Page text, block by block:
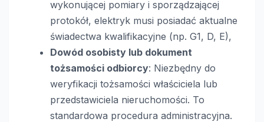
wykonującej pomiary i sporządzającej
protokół, elektryk musi posiadać aktualne
świadectwa kwalifikacyjne (np. G1, D, E),
Dowód osobisty lub dokument
tożsamości odbiorcy: Niezbędny do
weryfikacji tożsamości właściciela lub
przedstawiciela nieruchomości. To
standardowa procedura administracyjna.